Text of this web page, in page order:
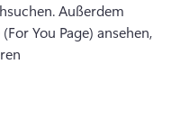
Außerdem
You Page) ansehen,